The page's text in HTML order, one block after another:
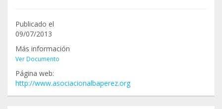
Publicado el
09/07/2013
Más información
Ver Documento
Página web:
http://www.asociacionalbaperez.org